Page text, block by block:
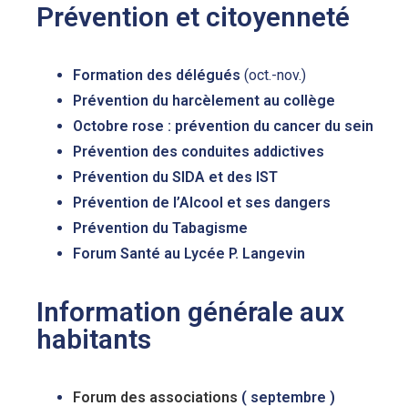
Prévention et citoyenneté
Formation des délégués (oct.-nov.)
Prévention du harcèlement au collège
Octobre rose : prévention du cancer du sein
Prévention des conduites addictives
Prévention du SIDA et des IST
Prévention de l’Alcool et ses dangers
Prévention du Tabagisme
Forum Santé au Lycée P. Langevin
Information générale aux
habitants
Forum des associations ( septembre )